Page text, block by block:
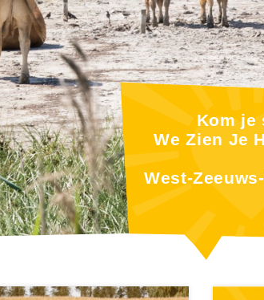
1/1
Kom je
We Zien Je
West-